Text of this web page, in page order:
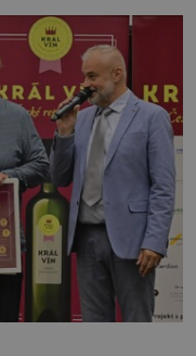
roku 1223 postupují